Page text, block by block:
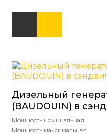
Дизельный
(BAUDOUIN) в
Мощность номинальная
Мощность максимальная